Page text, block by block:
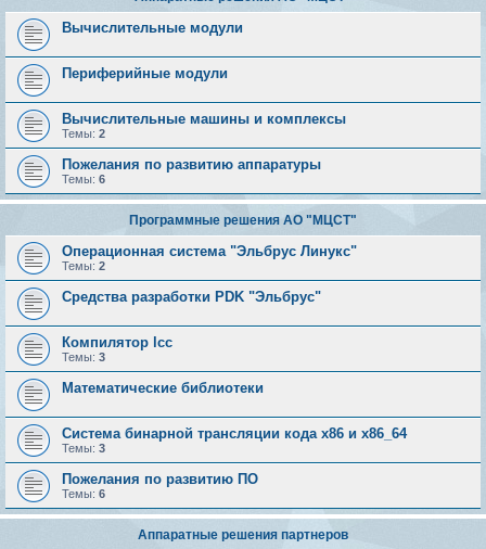
Вычислительные модули
Периферийные модули
Вычислительные машины и комплексы
Темы: 2
Пожелания по развитию аппаратуры
Темы: 6
Программные решения АО "МЦСТ"
Операционная система "Эльбрус Линукс"
Темы: 2
Средства разработки PDK "Эльбрус"
Компилятор lcc
Темы: 3
Математические библиотеки
Система бинарной трансляции кода х86 и х86_64
Темы: 3
Пожелания по развитию ПО
Темы: 6
Аппаратные решения партнеров